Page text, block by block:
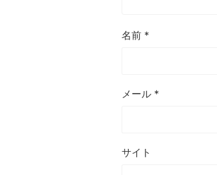
名前 *
メール *
サイト